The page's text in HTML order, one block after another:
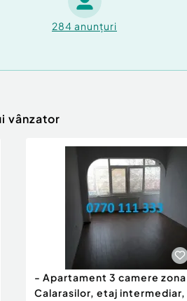
284 anunțuri
vânzator
- Apartament 3 camere zona
Calarasilor, etaj intermediar,